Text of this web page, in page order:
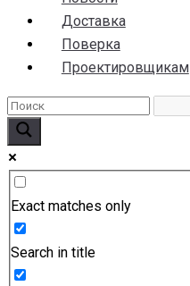
Доставка
Поверка
Проектировщикам
Exact matches only
Search in title